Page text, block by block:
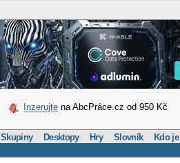
Inzerujte na AbcPráce.cz od 950 Kč
Skupiny Desktopy Hry Slovník Kdo je